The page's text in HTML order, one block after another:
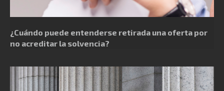
¿Cuándo puede entenderse retirada una oferta por
no acreditar la solvencia?